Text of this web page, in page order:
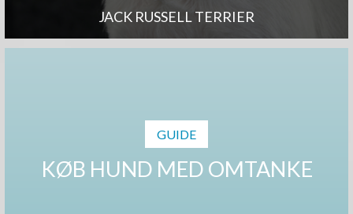
JACK RUSSELL TERRIER
GUIDE
KØB HUND MED OMTANKE